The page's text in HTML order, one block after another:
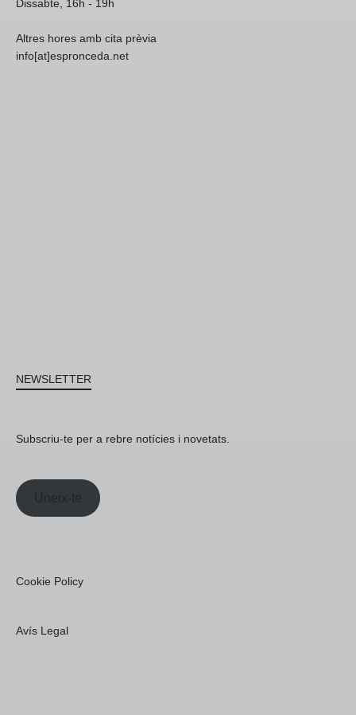
Dissabte, 16h - 19h
Altres hores amb cita prèvia
info[at]espronceda.net
NEWSLETTER
Subscriu-te per a rebre notícies i novetats.
Uneix-te
Cookie Policy
Avís Legal